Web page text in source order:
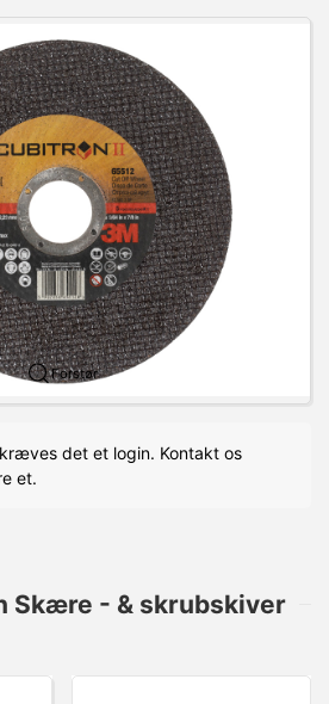
Forstør
det et login. Kontakt os
et.
Skære - & skrubskiver